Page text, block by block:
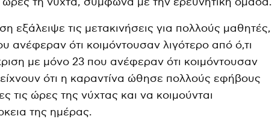
εξάλειψε τις μετακινήσεις για πολλούς μαθητές,
ανέφεραν ότι κοιμόντουσαν λιγότερο από ό,τι
με μόνο 23 που ανέφεραν ότι κοιμόντουσαν
ότι η καραντίνα ώθησε πολλούς εφήβους
τις ώρες της νύχτας και να κοιμούνται
της ημέρας.